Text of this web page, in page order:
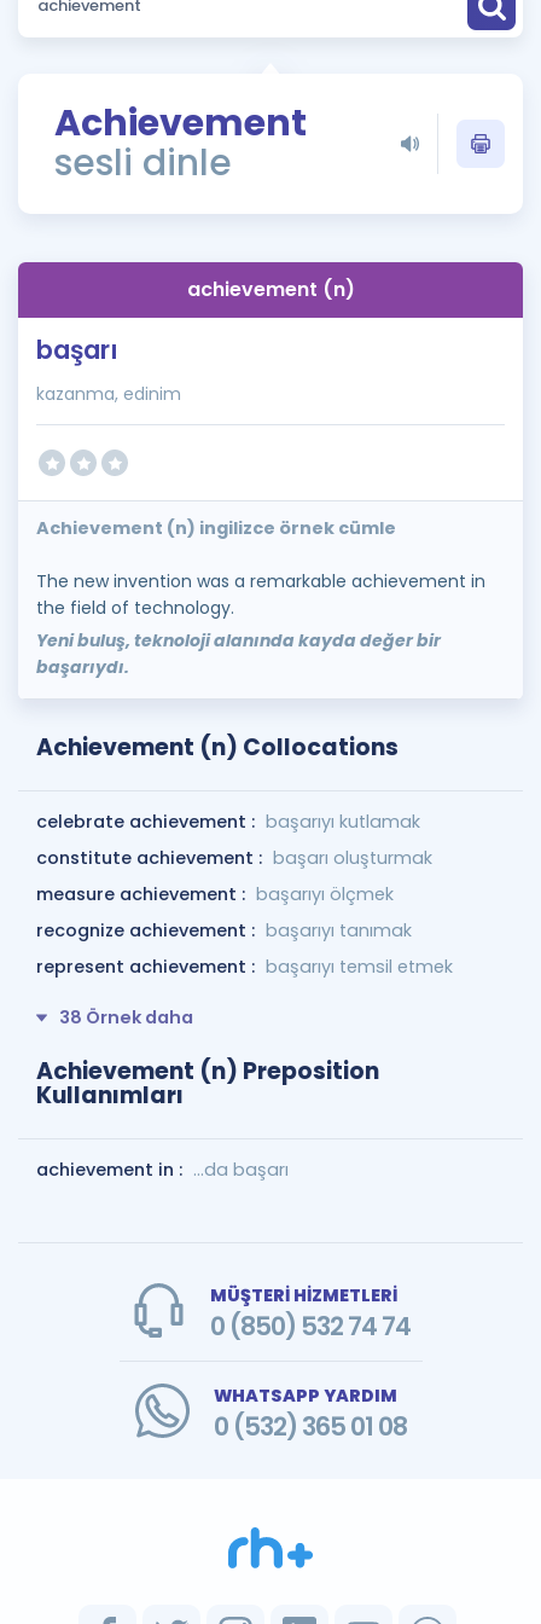
ÖSYM Sınav Takvimi
Kampanyalar
İngilizce Gramer
Achievement
sesli dinle
achievement (n)
başarı
kazanma, edinim
Achievement (n) ingilizce örnek cümle
The new invention was a remarkable achievement in
the field of technology.
Yeni buluş, teknoloji alanında kayda değer bir
başarıydı.
Achievement (n) Collocations
celebrate achievement : başarıyı kutlamak
constitute achievement : başarı oluşturmak
measure achievement : başarıyı ölçmek
recognize achievement : başarıyı tanımak
represent achievement : başarıyı temsil etmek
38 Örnek daha
Achievement (n) Preposition
Kullanımları
achievement in : …da başarı
MÜŞTERİ HİZMETLERİ
0 (850) 532 74 74
WHATSAPP YARDIM
0 (532) 365 01 08